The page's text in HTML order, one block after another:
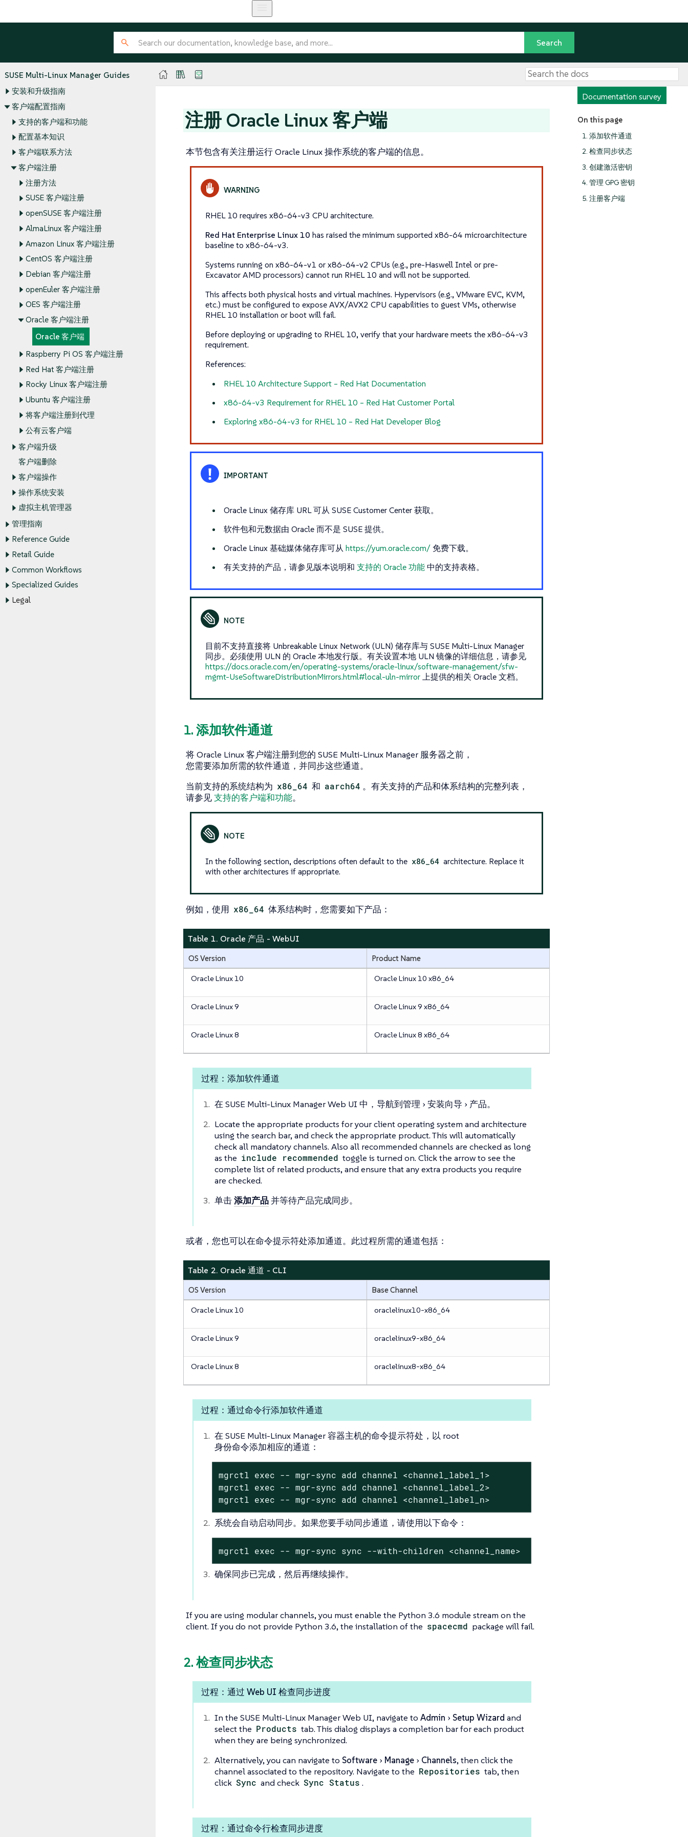
SUSE Multi-Linux Manager Guides
安装和升级指南
客户端配置指南
支持的客户端和功能
配置基本知识
客户端联系方法
客户端注册
注册方法
SUSE 客户端注册
openSUSE 客户端注册
AlmaLinux 客户端注册
Amazon Linux 客户端注册
CentOS 客户端注册
Debian 客户端注册
openEuler 客户端注册
OES 客户端注册
Oracle 客户端注册
Oracle 客户端
Raspberry Pi OS 客户端注册
Red Hat 客户端注册
Rocky Linux 客户端注册
Ubuntu 客户端注册
将客户端注册到代理
公有云客户端
客户端升级
客户端删除
客户端操作
操作系统安装
虚拟主机管理器
管理指南
Reference Guide
Retail Guide
Common Workflows
Specialized Guides
Legal
Documentation survey
On this page
1. 添加软件通道
2. 检查同步状态
3. 创建激活密钥
4. 管理 GPG 密钥
5. 注册客户端
注册 Oracle Linux 客户端
本节包含有关注册运行 Oracle Linux 操作系统的客户端的信息。
RHEL 10 requiresx86-64-v3 CPU architecture.
Red Hat Enterprise Linux 10 has raised the minimum supported x86-64 microarchitecture
baseline tox86-64-v3.
Systems running onx86-64-v1 orx86-64-v2 CPUs (e.g., pre-Haswell Intel or pre-
Excavator AMD processors) cannot run RHEL 10 and will not be supported.
This affects both physical hosts and virtual machines. Hypervisors (e.g., VMware EVC, KVM,
etc.) must be configured to expose AVX/AVX2 CPU capabilities to guest VMs, otherwise
RHEL 10 installation or boot will fail.
Before deploying or upgrading to RHEL 10, verify that your hardware meets thex86-64-v3
requirement.
References:
RHEL 10 Architecture Support – Red Hat Documentation
x86-64-v3 Requirement for RHEL 10 – Red Hat Customer Portal
Exploring x86-64-v3 for RHEL 10 – Red Hat Developer Blog
Oracle Linux 储存库 URL 可从 SUSE Customer Center 获取。
软件包和元数据由 Oracle 而不是 SUSE 提供。
Oracle Linux 基础媒体储存库可从https://yum.oracle.com/ 免费下载。
有关支持的产品，请参见版本说明和支持的 Oracle 功能 中的支持表格。
目前不支持直接将 Unbreakable Linux Network (ULN) 储存库与 SUSE Multi-Linux Manager
同步。必须使用 ULN 的 Oracle 本地发行版。有关设置本地 ULN 镜像的详细信息，请参见
https://docs.oracle.com/en/operating-systems/oracle-linux/software-management/sfw-
mgmt-UseSoftwareDistributionMirrors.html#local-uln-mirror 上提供的相关 Oracle 文档。
1. 添加软件通道
将 Oracle Linux 客户端注册到您的 SUSE Multi-Linux Manager 服务器之前，
您需要添加所需的软件通道，并同步这些通道。
当前支持的系统结构为 x86_64 和 aarch64 。有关支持的产品和体系结构的完整列表，
请参见支持的客户端和功能。
In the following section, descriptions often default to the x86_64 architecture. Replace it
with other architectures if appropriate.
例如，使用 x86_64 体系结构时，您需要如下产品：
Table 1. Oracle 产品 - WebUI
OS Version Product Name
Oracle Linux 10 Oracle Linux 10 x86_64
Oracle Linux 9 Oracle Linux 9 x86_64
Oracle Linux 8 Oracle Linux 8 x86_64
过程：添加软件通道
在 SUSE Multi-Linux Manager Web UI 中，导航到管理 安装向导 产品。
Locate the appropriate products for your client operating system and architecture
using the search bar, and check the appropriate product. This will automatically
check all mandatory channels. Also all recommended channels are checked as long
as the include recommended toggle is turned on. Click the arrow to see the
complete list of related products, and ensure that any extra products you require
are checked.
单击添加产品并等待产品完成同步。
或者，您也可以在命令提示符处添加通道。此过程所需的通道包括：
Table 2. Oracle 通道 - CLI
OS Version Base Channel
Oracle Linux 10 oraclelinux10-x86_64
Oracle Linux 9 oraclelinux9-x86_64
Oracle Linux 8 oraclelinux8-x86_64
过程：通过命令行添加软件通道
在 SUSE Multi-Linux Manager 容器主机的命令提示符处，以 root
身份命令添加相应的通道：
mgrctl exec -- mgr-sync add channel <channel_label_1>
mgrctl exec -- mgr-sync add channel <channel_label_2>
mgrctl exec -- mgr-sync add channel <channel_label_n>
系统会自动启动同步。如果您要手动同步通道，请使用以下命令：
mgrctl exec -- mgr-sync sync --with-children <channel_name>
确保同步已完成，然后再继续操作。
If you are using modular channels, you must enable the Python 3.6 module stream on the
client. If you do not provide Python 3.6, the installation of the spacecmd package will fail.
2. 检查同步状态
过程：通过 Web UI 检查同步进度
In the SUSE Multi-Linux Manager Web UI, navigate to Admin Setup Wizard and
select the Products tab. This dialog displays a completion bar for each product
when they are being synchronized.
Alternatively, you can navigate to Software Manage Channels, then click the
channel associated to the repository. Navigate to the Repositories tab, then
click Sync and check Sync Status .
过程：通过命令行检查同步进度